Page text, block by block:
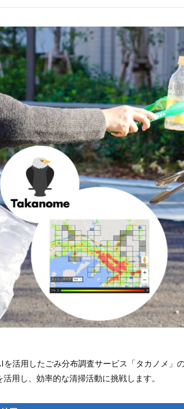
を活用したごみ分布調査サービス「タカノメ」
活用し、効率的な清掃活動に挑戦します。